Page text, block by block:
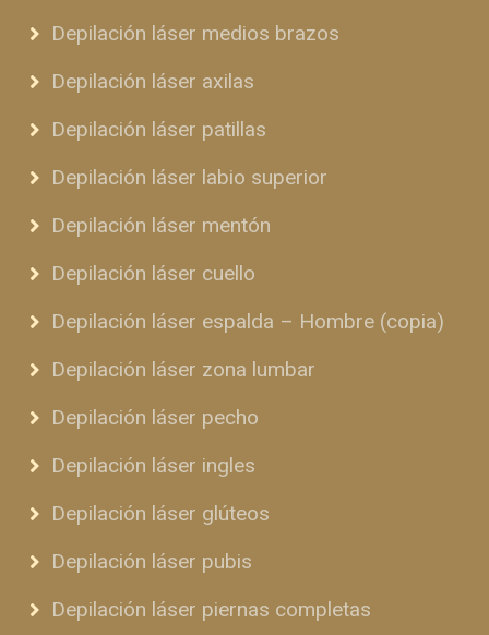
Depilación láser medios brazos
Depilación láser axilas
Depilación láser patillas
Depilación láser labio superior
Depilación láser mentón
Depilación láser cuello
Depilación láser espalda – Hombre (copia)
Depilación láser zona lumbar
Depilación láser pecho
Depilación láser ingles
Depilación láser glúteos
Depilación láser pubis
Depilación láser piernas completas